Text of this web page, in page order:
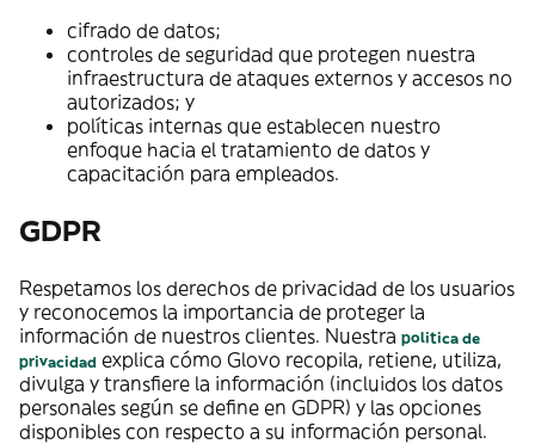
cifrado de datos;
controles de seguridad que protegen nuestra
infraestructura de ataques externos y accesos no
autorizados; y
políticas internas que establecen nuestro
enfoque hacia el tratamiento de datos y
capacitación para empleados.
GDPR
Respetamos los derechos de privacidad de los usuarios
y reconocemos la importancia de proteger la
información de nuestros clientes. Nuestra politica de
privacidad explica cómo Glovo recopila, retiene, utiliza,
divulga y transfiere la información (incluidos los datos
personales según se define en GDPR) y las opciones
disponibles con respecto a su información personal.